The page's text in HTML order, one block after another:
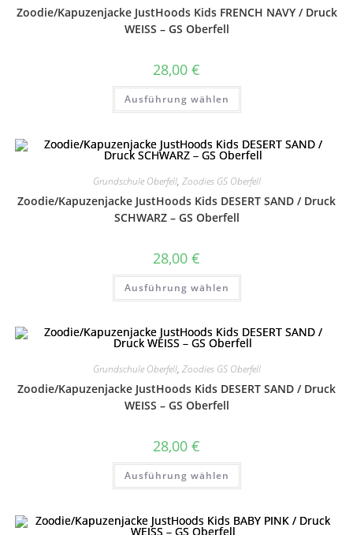
Zoodie/Kapuzenjacke JustHoods Kids FRENCH NAVY / Druck
WEISS – GS Oberfell
28,00 €
Ausführung wählen
Dieses
weist
auf.
Die
können
auf
der
Grundschule Oberfell, Zoodies GS Oberfell
Zoodie/Kapuzenjacke JustHoods Kids DESERT SAND / Druck
SCHWARZ – GS Oberfell
28,00 €
Ausführung wählen
Dieses
weist
auf.
Die
können
auf
der
Grundschule Oberfell, Zoodies GS Oberfell
Zoodie/Kapuzenjacke JustHoods Kids DESERT SAND / Druck
WEISS – GS Oberfell
28,00 €
Ausführung wählen
Dieses
weist
auf.